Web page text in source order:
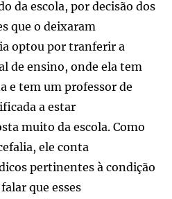
da escola, por decisão dos
que o deixaram
optou por tranferir a
de ensino, onde ela tem
e tem um professor de
a estar
muito da escola. Como
ele conta
pertinentes à condição
que esses